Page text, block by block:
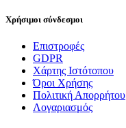
Χρήσιμοι σύνδεσμοι
Επιστροφές
GDPR
Χάρτης Ιστότοπου
Όροι Χρήσης
Πολιτική Απορρήτου
Λογαριασμός